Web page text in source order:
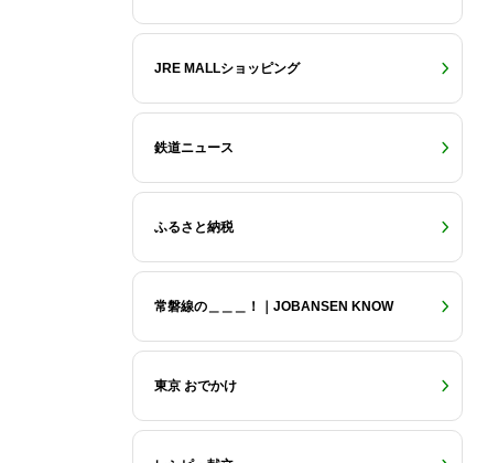
JRE MALLショッピング
鉄道ニュース
ふるさと納税
常磐線の＿＿＿！｜JOBANSEN KNOW
東京 おでかけ